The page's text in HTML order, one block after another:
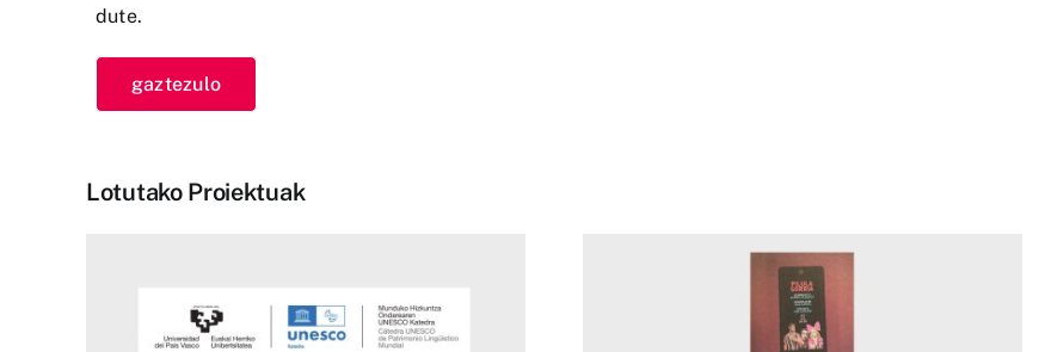
dute.
gaztezulo
Lotutako Proiektuak
“Pilula Gorria”, Gaztezulo “ElkarrizKatea”, Booktegi